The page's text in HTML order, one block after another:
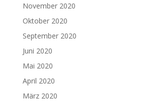
November 2020
Oktober 2020
September 2020
Juni 2020
Mai 2020
April 2020
März 2020